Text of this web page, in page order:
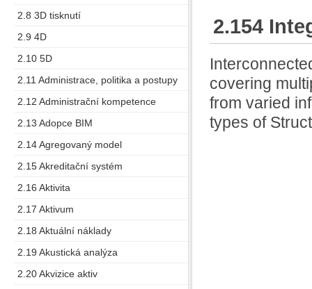
2.8 3D tisknutí
2.9 4D
2.10 5D
2.11 Administrace, politika a postupy
2.12 Administrační kompetence
2.13 Adopce BIM
2.14 Agregovaný model
2.15 Akreditační systém
2.16 Aktivita
2.17 Aktivum
2.18 Aktuální náklady
2.19 Akustická analýza
2.20 Akvizice aktiv
2.154
covering
from varied
types of